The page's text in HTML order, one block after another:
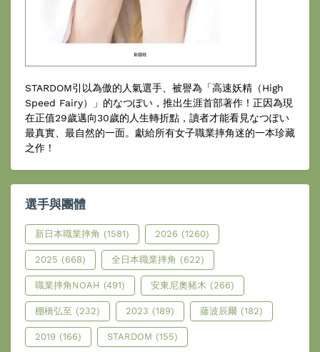
STARDOM引以為傲的人氣選手、被譽為「高速妖精（High
Speed Fairy）」的なつぽい，推出生涯首部著作！正因為現
在正值29歲邁向30歲的人生轉折點，讀者才能看見なつぽい
最真實、最自然的一面。獻給所有女子職業摔角迷的一本珍藏
之作！
選手與團體
新日本職業摔角 (1581) 2026 (1260)
2025 (668) 全日本職業摔角 (622)
職業摔角NOAH (491) 安東尼奧豬木 (266)
棚橋弘至 (232) 2023 (189) 藤波辰爾 (182)
2019 (166) STARDOM (155)